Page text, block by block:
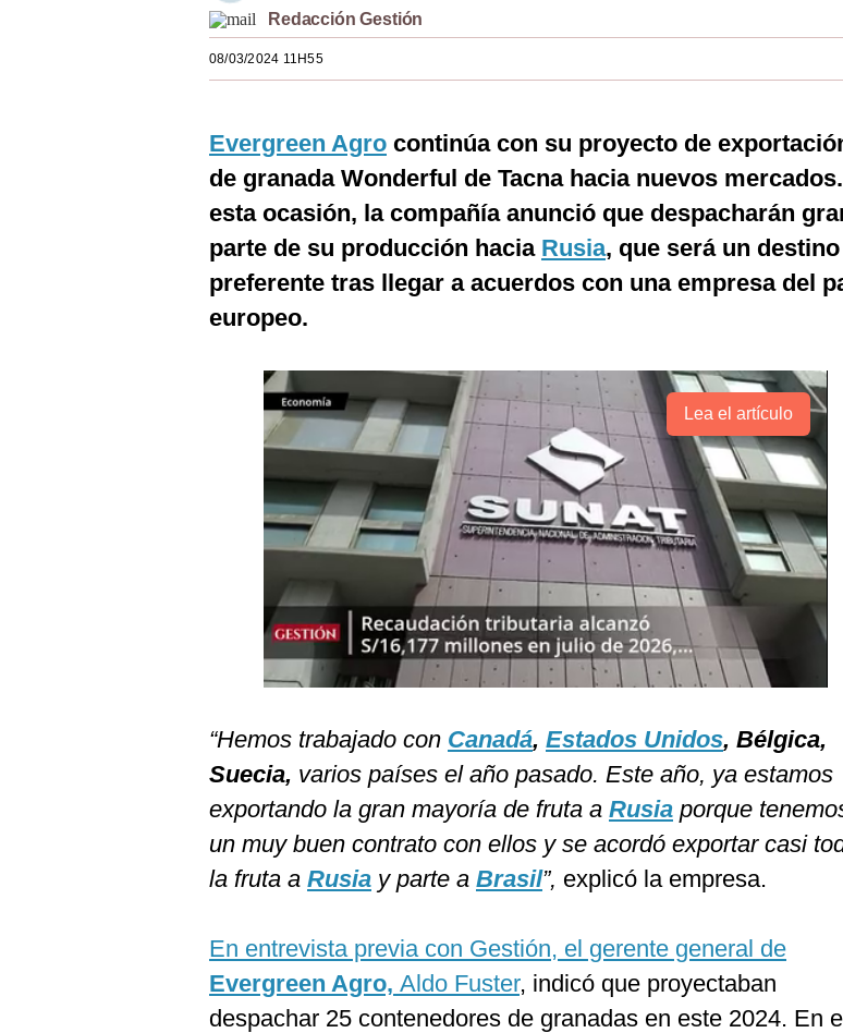
Redacción Gestión
08/03/2024 11H55
Evergreen Agro continúa con su proyecto de
de granada Wonderful de Tacna hacia nuevos
esta ocasión, la compañía anunció que despacharán
parte de su producción hacia Rusia, que será un destino
preferente tras llegar a acuerdos con una empresa del
europeo.
Lea el artículo
“Hemos trabajado con Canadá, Estados Unidos, Bélgica,
Suecia, varios países el año pasado. Este año, ya estamos
exportando la gran mayoría de fruta a Rusia porque
un muy buen contrato con ellos y se acordó exportar casi
la fruta a Rusia y parte a Brasil”, explicó la empresa.
En entrevista previa con Gestión, el gerente general de
Evergreen Agro, Aldo Fuster, indicó que proyectaban
despachar 25 contenedores de granadas en este 2024. En